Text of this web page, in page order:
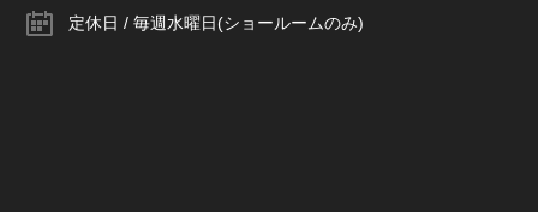
定休日 / 毎週水曜日(ショールームのみ)